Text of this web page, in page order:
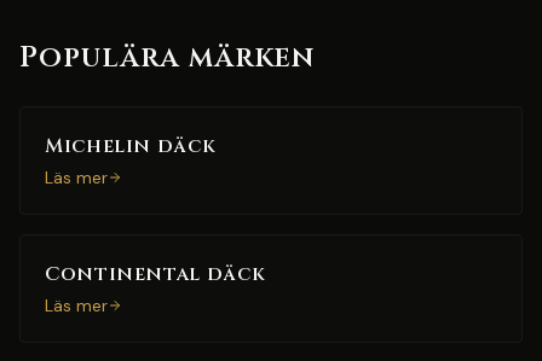
Populära märken
Michelin däck
Läs mer
Continental däck
Läs mer